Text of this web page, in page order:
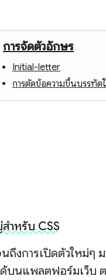
การจัดตัวอักษร
Initial-letter
การตัดข้อความขึ้นบรรทั
ำหรับ CSS
ถึงการเปิดตัวใหม่ๆ
บนแพลตฟอร์มเว็บ